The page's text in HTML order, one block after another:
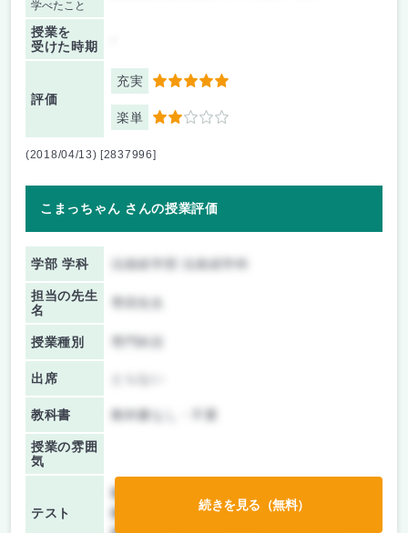
学べたこと
授業を
受けた時期
評価
充実 5
楽単 2
(2018/04/13) [2837996]
こまっちゃん さんの授業評価
学部 学科 法政経学部 法政経学科
担当の先生
名
授業種別
出席
教科書 教科書なし・不要
授業の雰囲
気
テスト
前期/中間：
後期/期末：
テストのみ
続きを見る（無料）